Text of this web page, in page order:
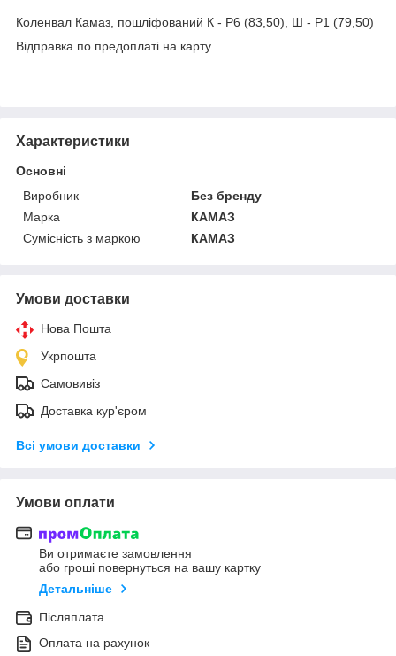
Коленвал Камаз, пошліфований К - Р6 (83,50), Ш - Р1 (79,50)
Відправка по предоплаті на карту.
Характеристики
Основні
Виробник
Без бренду
Марка
КАМАЗ
Сумісність з маркою
КАМАЗ
Умови доставки
Нова Пошта
Укрпошта
Самовивіз
Доставка кур'єром
Всі умови доставки
Умови оплати
Ви отримаєте замовлення
або гроші повернуться на вашу картку
Детальніше
Післяплата
Оплата на рахунок